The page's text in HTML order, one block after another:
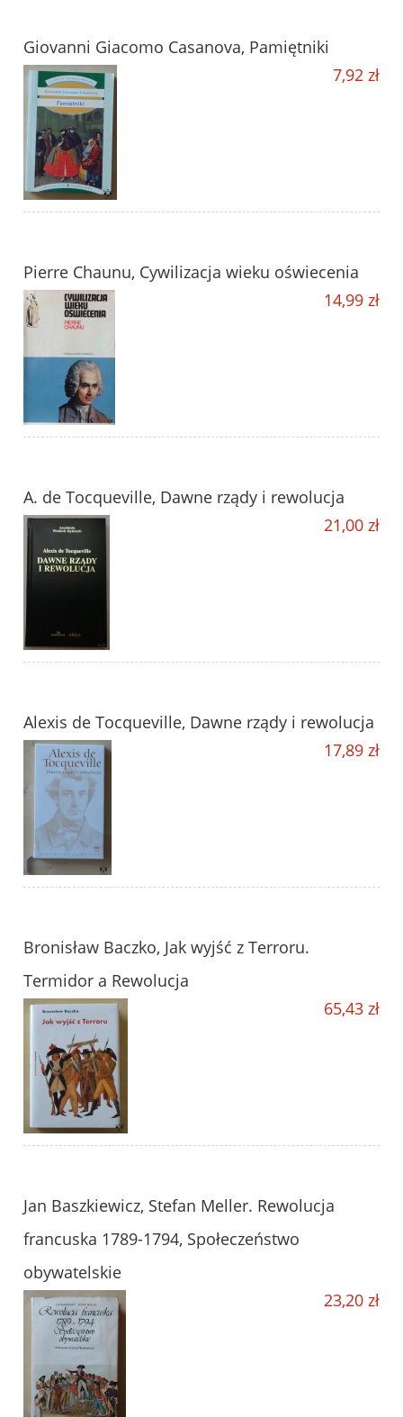
Giovanni Giacomo Casanova, Pamiętniki
7,92 zł
Pierre Chaunu, Cywilizacja wieku oświecenia
14,99 zł
A. de Tocqueville, Dawne rządy i rewolucja
21,00 zł
Alexis de Tocqueville, Dawne rządy i rewolucja
17,89 zł
Bronisław Baczko, Jak wyjść z Terroru.
Termidor a Rewolucja
65,43 zł
Jan Baszkiewicz, Stefan Meller. Rewolucja
francuska 1789-1794, Społeczeństwo
obywatelskie
23,20 zł